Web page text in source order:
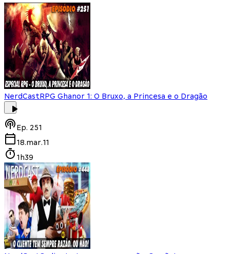
NerdCastRPG Ghanor 1: O Bruxo, a Princesa e o Dragão
Ep. 251
18.mar.11
1h39